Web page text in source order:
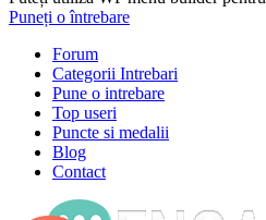
Puneți o întrebare
Forum
Categorii Intrebari
Pune o intrebare
Top useri
Puncte si medalii
Blog
Contact